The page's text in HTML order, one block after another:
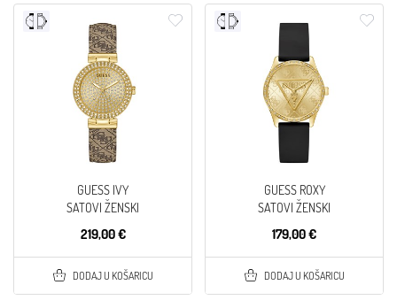
GUESS IVY
SATOVI ŽENSKI
219,00 €
DODAJ U KOŠARICU
GUESS ROXY
SATOVI ŽENSKI
179,00 €
DODAJ U KOŠARICU